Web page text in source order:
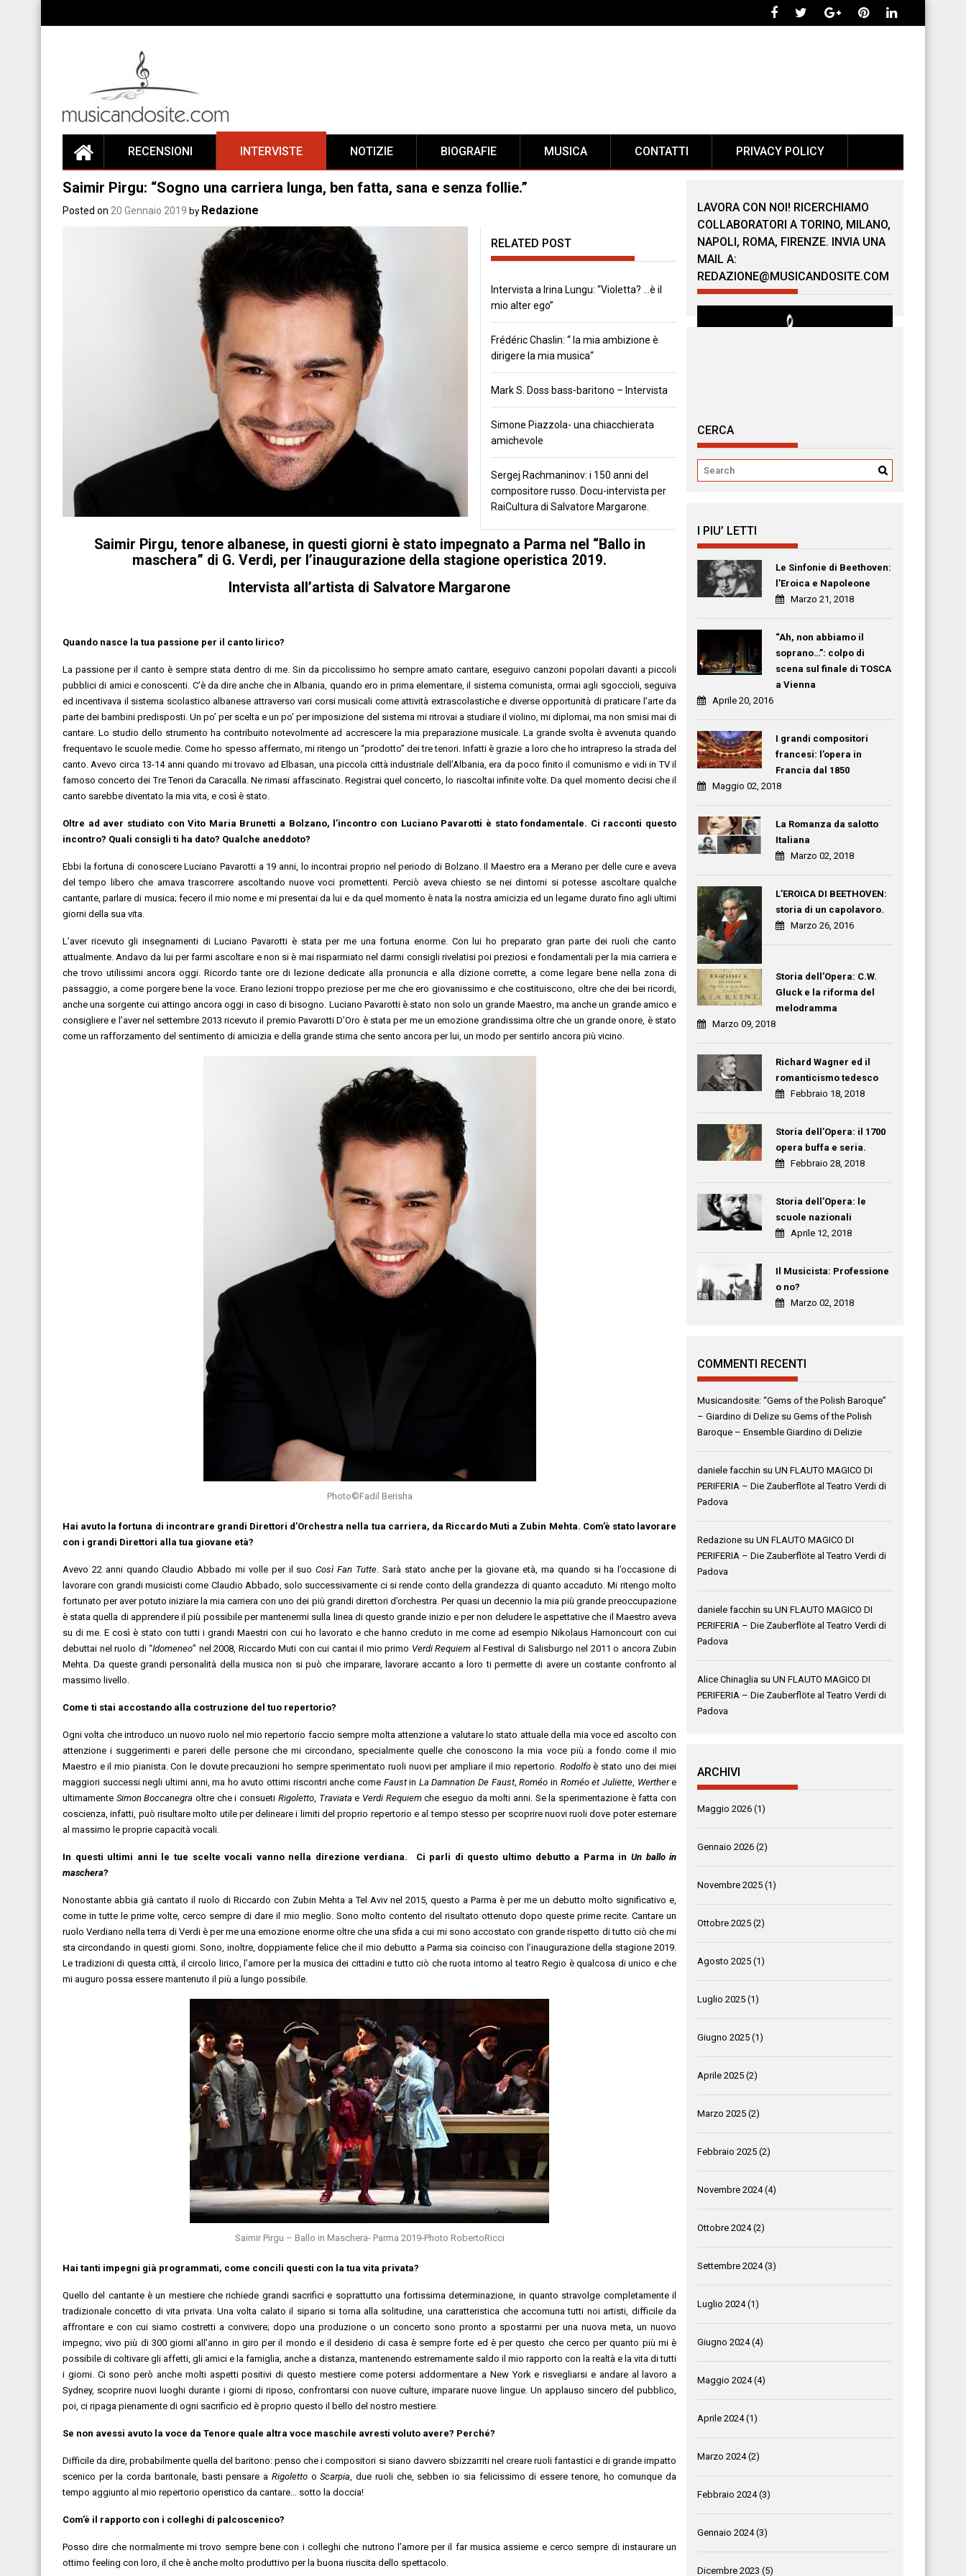
RECENSIONI INTERVISTE NOTIZIE BIOGRAFIE MUSICA CONTATTI PRIVACY POLICY
Saimir Pirgu: “Sogno una carriera lunga, ben fatta, sana e senza follie.”
Posted on 20 Gennaio 2019 by Redazione
RELATED POST
Intervista a Irina Lungu: “Violetta? …è il
mio alter ego”
Frédéric Chaslin: “ la mia ambizione è
dirigere la mia musica“
Mark S. Doss bass-baritono – Intervista
Simone Piazzola- una chiacchierata
amichevole
Sergej Rachmaninov: i 150 anni del
compositore russo. Docu-intervista per
RaiCultura di Salvatore Margarone.
Saimir Pirgu, tenore albanese, in questi giorni è stato impegnato a Parma nel “Ballo in
maschera” di G. Verdi, per l’inaugurazione della stagione operistica 2019.
Intervista all’artista di Salvatore Margarone
Quando nasce la tua passione per il canto lirico?
La passione per il canto è sempre stata dentro di me. Sin da piccolissimo ho sempre amato cantare, eseguivo canzoni popolari davanti a piccoli
pubblici di amici e conoscenti. C’è da dire anche che in Albania, quando ero in prima elementare, il sistema comunista, ormai agli sgoccioli, seguiva
ed incentivava il sistema scolastico albanese attraverso vari corsi musicali come attività extrascolastiche e diverse opportunità di praticare l’arte da
parte dei bambini predisposti. Un po’ per scelta e un po’ per imposizione del sistema mi ritrovai a studiare il violino, mi diplomai, ma non smisi mai di
cantare. Lo studio dello strumento ha contribuito notevolmente ad accrescere la mia preparazione musicale. La grande svolta è avvenuta quando
frequentavo le scuole medie. Come ho spesso affermato, mi ritengo un “prodotto” dei tre tenori. Infatti è grazie a loro che ho intrapreso la strada del
canto. Avevo circa 13-14 anni quando mi trovavo ad Elbasan, una piccola città industriale dell’Albania, era da poco finito il comunismo e vidi in TV il
famoso concerto dei Tre Tenori da Caracalla. Ne rimasi affascinato. Registrai quel concerto, lo riascoltai infinite volte. Da quel momento decisi che il
canto sarebbe diventato la mia vita, e così è stato.
Oltre ad aver studiato con Vito Maria Brunetti a Bolzano, l’incontro con Luciano Pavarotti è stato fondamentale. Ci racconti questo
incontro? Quali consigli ti ha dato? Qualche aneddoto?
Ebbi la fortuna di conoscere Luciano Pavarotti a 19 anni, lo incontrai proprio nel periodo di Bolzano. Il Maestro era a Merano per delle cure e aveva
del tempo libero che amava trascorrere ascoltando nuove voci promettenti. Perciò aveva chiesto se nei dintorni si potesse ascoltare qualche
cantante, parlare di musica; fecero il mio nome e mi presentai da lui e da quel momento è nata la nostra amicizia ed un legame durato fino agli ultimi
giorni della sua vita.
L’aver ricevuto gli insegnamenti di Luciano Pavarotti è stata per me una fortuna enorme. Con lui ho preparato gran parte dei ruoli che canto
attualmente. Andavo da lui per farmi ascoltare e non si è mai risparmiato nel darmi consigli rivelatisi poi preziosi e fondamentali per la mia carriera e
che trovo utilissimi ancora oggi. Ricordo tante ore di lezione dedicate alla pronuncia e alla dizione corrette, a come legare bene nella zona di
passaggio, a come porgere bene la voce. Erano lezioni troppo preziose per me che ero giovanissimo e che costituiscono, oltre che dei bei ricordi,
anche una sorgente cui attingo ancora oggi in caso di bisogno. Luciano Pavarotti è stato non solo un grande Maestro, ma anche un grande amico e
consigliere e l’aver nel settembre 2013 ricevuto il premio Pavarotti D’Oro è stata per me un emozione grandissima oltre che un grande onore, è stato
come un rafforzamento del sentimento di amicizia e della grande stima che sento ancora per lui, un modo per sentirlo ancora più vicino.
Photo©Fadil Berisha
Hai avuto la fortuna di incontrare grandi Direttori d’Orchestra nella tua carriera, da Riccardo Muti a Zubin Mehta. Com’è stato lavorare
con i grandi Direttori alla tua giovane età?
Avevo 22 anni quando Claudio Abbado mi volle per il suoCosì Fan Tutte . Sarà stato anche per la giovane età, ma quando si ha l’occasione di
lavorare con grandi musicisti come Claudio Abbado, solo successivamente ci si rende conto della grandezza di quanto accaduto. Mi ritengo molto
fortunato per aver potuto iniziare la mia carriera con uno dei più grandi direttori d’orchestra. Per quasi un decennio la mia più grande preoccupazione
è stata quella di apprendere il più possibile per mantenermi sulla linea di questo grande inizio e per non deludere le aspettative che il Maestro aveva
su di me. E così è stato con tutti i grandi Maestri con cui ho lavorato e che hanno creduto in me come ad esempio Nikolaus Harnoncourt con cui
debuttai nel ruolo di “Idomeneo” nel 2008, Riccardo Muti con cui cantai il mio primo Verdi Requiem al Festival di Salisburgo nel 2011 o ancora Zubin
Mehta. Da queste grandi personalità della musica non si può che imparare, lavorare accanto a loro ti permette di avere un costante confronto al
massimo livello.
Come ti stai accostando alla costruzione del tuo repertorio?
Ogni volta che introduco un nuovo ruolo nel mio repertorio faccio sempre molta attenzione a valutare lo stato attuale della mia voce ed ascolto con
attenzione i suggerimenti e pareri delle persone che mi circondano, specialmente quelle che conoscono la mia voce più a fondo come il mio
Maestro e il mio pianista. Con le dovute precauzioni ho sempre sperimentato ruoli nuovi per ampliare il mio repertorio. Rodolfoè stato uno dei miei
maggiori successi negli ultimi anni, ma ho avuto ottimi riscontri anche come Faustin La Damnation De Faust,Roméo in Roméo et Juliette, Werthere
ultimamente Simon Boccanegra oltre che i consueti Rigoletto, Traviata e Verdi Requiemche eseguo da molti anni. Se la sperimentazione è fatta con
coscienza, infatti, può risultare molto utile per delineare i limiti del proprio repertorio e al tempo stesso per scoprire nuovi ruoli dove poter esternare
al massimo le proprie capacità vocali.
In questi ultimi anni le tue scelte vocali vanno nella direzione verdiana. Ci parli di questo ultimo debutto a Parma in Un ballo in
maschera?
Nonostante abbia già cantato il ruolo di Riccardo con Zubin Mehta a Tel Aviv nel 2015, questo a Parma è per me un debutto molto significativo e,
come in tutte le prime volte, cerco sempre di dare il mio meglio. Sono molto contento del risultato ottenuto dopo queste prime recite. Cantare un
ruolo Verdiano nella terra di Verdi è per me una emozione enorme oltre che una sfida a cui mi sono accostato con grande rispetto di tutto ciò che mi
sta circondando in questi giorni. Sono, inoltre, doppiamente felice che il mio debutto a Parma sia coinciso con l’inaugurazione della stagione 2019.
Le tradizioni di questa città, il circolo lirico, l’amore per la musica dei cittadini e tutto ciò che ruota intorno al teatro Regio è qualcosa di unico e che
mi auguro possa essere mantenuto il più a lungo possibile.
Saimir Pirgu – Ballo in Maschera- Parma 2019-Photo RobertoRicci
Hai tanti impegni già programmati, come concili questi con la tua vita privata?
Quello del cantante è un mestiere che richiede grandi sacrifici e soprattutto una fortissima determinazione, in quanto stravolge completamente il
tradizionale concetto di vita privata. Una volta calato il sipario si torna alla solitudine, una caratteristica che accomuna tutti noi artisti, difficile da
affrontare e con cui siamo costretti a convivere; dopo una produzione o un concerto sono pronto a spostarmi per una nuova meta, un nuovo
impegno; vivo più di 300 giorni all’anno in giro per il mondo e il desiderio di casa è sempre forte ed è per questo che cerco per quanto più mi è
possibile di coltivare gli affetti, gli amici e la famiglia, anche a distanza, mantenendo estremamente saldo il mio rapporto con la realtà e la vita di tutti
i giorni. Ci sono però anche molti aspetti positivi di questo mestiere come potersi addormentare a New York e risvegliarsi e andare al lavoro a
Sydney, scoprire nuovi luoghi durante i giorni di riposo, confrontarsi con nuove culture, imparare nuove lingue. Un applauso sincero del pubblico,
poi, ci ripaga pienamente di ogni sacrificio ed è proprio questo il bello del nostro mestiere.
Se non avessi avuto la voce da Tenore quale altra voce maschile avresti voluto avere? Perché?
Difficile da dire, probabilmente quella del baritono: penso che i compositori si siano davvero sbizzarriti nel creare ruoli fantastici e di grande impatto
scenico per la corda baritonale, basti pensare a RigolettooScarpia , due ruoli che, sebben io sia felicissimo di essere tenore, ho comunque da
tempo aggiunto al mio repertorio operistico da cantare… sotto la doccia!
Com’è il rapporto con i colleghi di palcoscenico?
Posso dire che normalmente mi trovo sempre bene con i colleghi che nutrono l’amore per il far musica assieme e cerco sempre di instaurare un
ottimo feeling con loro, il che è anche molto produttivo per la buona riuscita dello spettacolo.
LAVORA CON NOI! RICERCHIAMO
COLLABORATORI A TORINO, MILANO,
NAPOLI, ROMA, FIRENZE. INVIA UNA
MAIL A:
REDAZIONE@MUSICANDOSITE.COM
CERCA
I PIU’ LETTI
Le Sinfonie di Beethoven:
l’Eroica e Napoleone
Marzo 21, 2018
“Ah, non abbiamo il
soprano…”: colpo di
scena sul finale di TOSCA
a Vienna
Aprile 20, 2016
I grandi compositori
francesi: l’opera in
Francia dal 1850
Maggio 02, 2018
La Romanza da salotto
Italiana
Marzo 02, 2018
L’EROICA DI BEETHOVEN:
storia di un capolavoro.
Marzo 26, 2016
Storia dell’Opera: C.W.
Gluck e la riforma del
melodramma
Marzo 09, 2018
Richard Wagner ed il
romanticismo tedesco
Febbraio 18, 2018
Storia dell’Opera: il 1700
opera buffa e seria.
Febbraio 28, 2018
Storia dell’Opera: le
scuole nazionali
Aprile 12, 2018
Il Musicista: Professione
o no?
Marzo 02, 2018
COMMENTI RECENTI
Musicandosite: “Gems of the Polish Baroque”
– Giardino di Delize suGems of the Polish
Baroque – Ensemble Giardino di Delizie
daniele facchin suUN FLAUTO MAGICO DI
PERIFERIA – Die Zauberflöte al Teatro Verdi di
Padova
Redazione suUN FLAUTO MAGICO DI
PERIFERIA – Die Zauberflöte al Teatro Verdi di
Padova
daniele facchin suUN FLAUTO MAGICO DI
PERIFERIA – Die Zauberflöte al Teatro Verdi di
Padova
Alice Chinaglia suUN FLAUTO MAGICO DI
PERIFERIA – Die Zauberflöte al Teatro Verdi di
Padova
ARCHIVI
Maggio 2026 (1)
Gennaio 2026 (2)
Novembre 2025 (1)
Ottobre 2025 (2)
Agosto 2025 (1)
Luglio 2025 (1)
Giugno 2025 (1)
Aprile 2025 (2)
Marzo 2025 (2)
Febbraio 2025 (2)
Novembre 2024(4)
Ottobre 2024(2)
Settembre 2024(3)
Luglio 2024(1)
Giugno 2024(4)
Maggio 2024(4)
Aprile 2024(1)
Marzo 2024(2)
Febbraio 2024(3)
Gennaio 2024(3)
Dicembre 2023 (5)